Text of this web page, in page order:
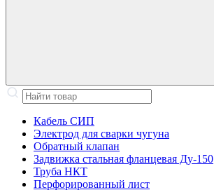
Кабель СИП
Электрод для сварки чугуна
Обратный клапан
Задвижка стальная фланцевая Ду-150
Труба НКТ
Перфорированный лист